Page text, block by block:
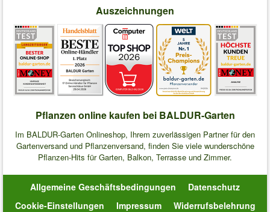
Auszeichnungen
Pflanzen online kaufen bei BALDUR-Garten
Im BALDUR-Garten Onlineshop, Ihrem zuverlässigen Partner für den
Gartenversand und Pflanzenversand, finden Sie viele wunderschöne
Pflanzen-Hits für Garten, Balkon, Terrasse und Zimmer.
Allgemeine Geschäftsbedingungen
Datenschutz
Cookie-Einstellungen
Impressum Widerrufsbelehrung